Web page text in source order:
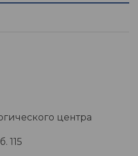
центра
115